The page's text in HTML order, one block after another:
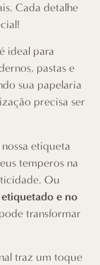
Cada detalhe
ideal para
pastas e
sua papelaria
precisa ser
nossa etiqueta
temperos na
Ou
etiquetado e no
transformar
traz um toque